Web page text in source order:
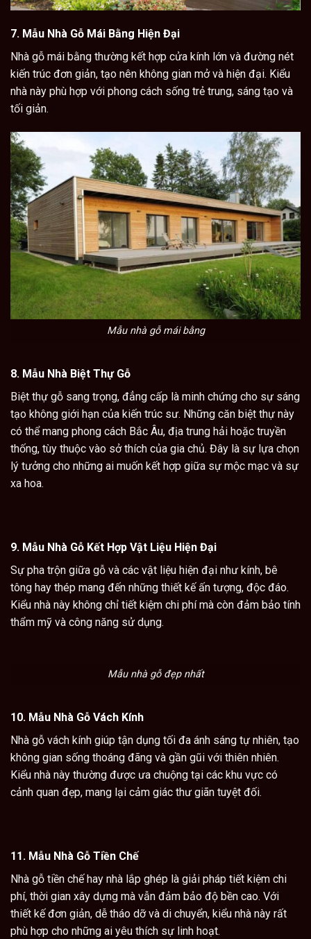
7. Mẫu Nhà Gỗ Mái Bằng Hiện Đại
Nhà gỗ mái bằng thường kết hợp cửa kính lớn và đường nét
kiến trúc đơn giản, tạo nên không gian mở và hiện đại. Kiểu
nhà này phù hợp với phong cách sống trẻ trung, sáng tạo và
tối giản.
Mẫu nhà gỗ mái bằng
8. Mẫu Nhà Biệt Thự Gỗ
Biệt thự gỗ sang trọng, đẳng cấp là minh chứng cho sự sáng
tạo không giới hạn của kiến trúc sư. Những căn biệt thự này
có thể mang phong cách Bắc Âu, địa trung hải hoặc truyền
thống, tùy thuộc vào sở thích của gia chủ. Đây là sự lựa chọn
lý tưởng cho những ai muốn kết hợp giữa sự mộc mạc và sự
xa hoa.
9. Mẫu Nhà Gỗ Kết Hợp Vật Liệu Hiện Đại
Sự pha trộn giữa gỗ và các vật liệu hiện đại như kính, bê
tông hay thép mang đến những thiết kế ấn tượng, độc đáo.
Kiểu nhà này không chỉ tiết kiệm chi phí mà còn đảm bảo tính
thẩm mỹ và công năng sử dụng.
Mẫu nhà gỗ đẹp nhất
10. Mẫu Nhà Gỗ Vách Kính
Nhà gỗ vách kính giúp tận dụng tối đa ánh sáng tự nhiên, tạo
không gian sống thoáng đãng và gần gũi với thiên nhiên.
Kiểu nhà này thường được ưa chuộng tại các khu vực có
cảnh quan đẹp, mang lại cảm giác thư giãn tuyệt đối.
11. Mẫu Nhà Gỗ Tiền Chế
Nhà gỗ tiền chế hay nhà lắp ghép là giải pháp tiết kiệm chi
phí, thời gian xây dựng mà vẫn đảm bảo độ bền cao. Với
thiết kế đơn giản, dễ tháo dỡ và di chuyển, kiểu nhà này rất
phù hợp cho những ai yêu thích sự linh hoạt.